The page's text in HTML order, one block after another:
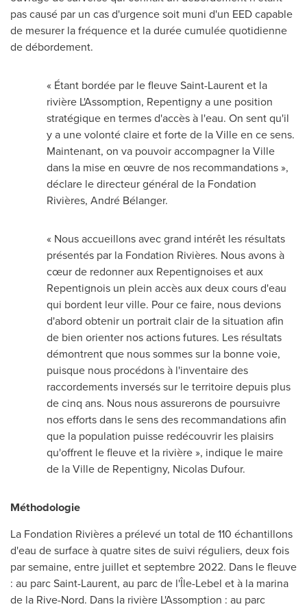
pas causé par un cas d'urgence soit muni d'un EED capable
de mesurer la fréquence et la durée cumulée quotidienne
de débordement.
« Étant bordée par le fleuveSaint-Laurentet la
rivière L'Assomption, Repentigny a une position
stratégique en termes d'accès à l'eau. On sent qu'il
y a une volonté claire et forte de la Ville en ce sens.
Maintenant, on va pouvoir accompagner la Ville
dans la mise en œuvre de nos recommandations »,
déclare le directeur général de la Fondation
Rivières, André Bélanger.
« Nous accueillons avec grand intérêt les résultats
présentés par la Fondation Rivières. Nous avons à
cœur de redonner aux Repentignoises et aux
Repentignois un plein accès aux deux cours d'eau
qui bordent leur ville. Pour ce faire, nous devions
d'abord obtenir un portrait clair de la situation afin
de bien orienter nos actions futures. Les résultats
démontrent que nous sommes sur la bonne voie,
puisque nous procédons à l'inventaire des
raccordements inversés sur le territoire depuis plus
de cinq ans. Nous nous assurerons de poursuivre
nos efforts dans le sens des recommandations afin
que la population puisse redécouvrir les plaisirs
qu'offrent le fleuve et la rivière », indique le maire
de laVille de Repentigny, Nicolas Dufour.
Méthodologie
La Fondation Rivières a prélevé un total de 110 échantillons
d'eau de surface à quatre sites de suivi réguliers, deux fois
par semaine, entre juillet et septembre 2022. Dans le fleuve
: au parcSaint-Laurent, au parc de l'Île-Lebel et à la marina
de la Rive-Nord. Dans la rivière L'Assomption : au parc